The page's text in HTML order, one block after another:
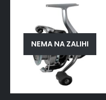
NEMA NA ZALIHI